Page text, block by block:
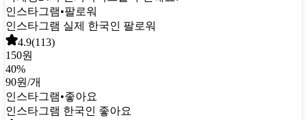
인스타그램•팔로워
인스타그램 실제 한국인 팔로워
4.9(113)
150원
40%
90원/개
인스타그램•좋아요
인스타그램 한국인 좋아요